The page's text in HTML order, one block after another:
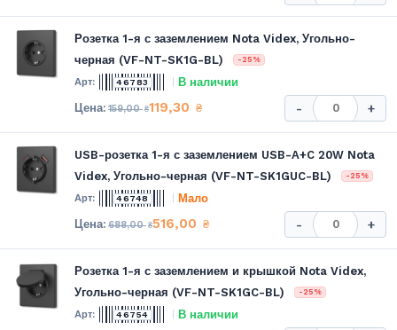
Розетка 1-я с заземлением Nota Videx, Угольно-
черная (VF-NT-SK1G-BL)
-25%
46783 В наличии
159,00₴119,30 ₴ - +
USB-розетка 1-я с заземлением USB-A+C 20W Nota
Videx, Угольно-черная (VF-NT-SK1GUC-BL)
-25%
46748 Мало
688,00₴516,00 ₴ - +
Розетка 1-я с заземлением и крышкой Nota Videx,
Угольно-черная (VF-NT-SK1GC-BL)
-25%
46754 В наличии